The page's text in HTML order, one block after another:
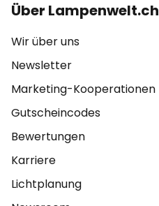
Über Lampenwelt.ch
Wir über uns
Newsletter
Marketing-Kooperationen
Gutscheincodes
Bewertungen
Karriere
Lichtplanung